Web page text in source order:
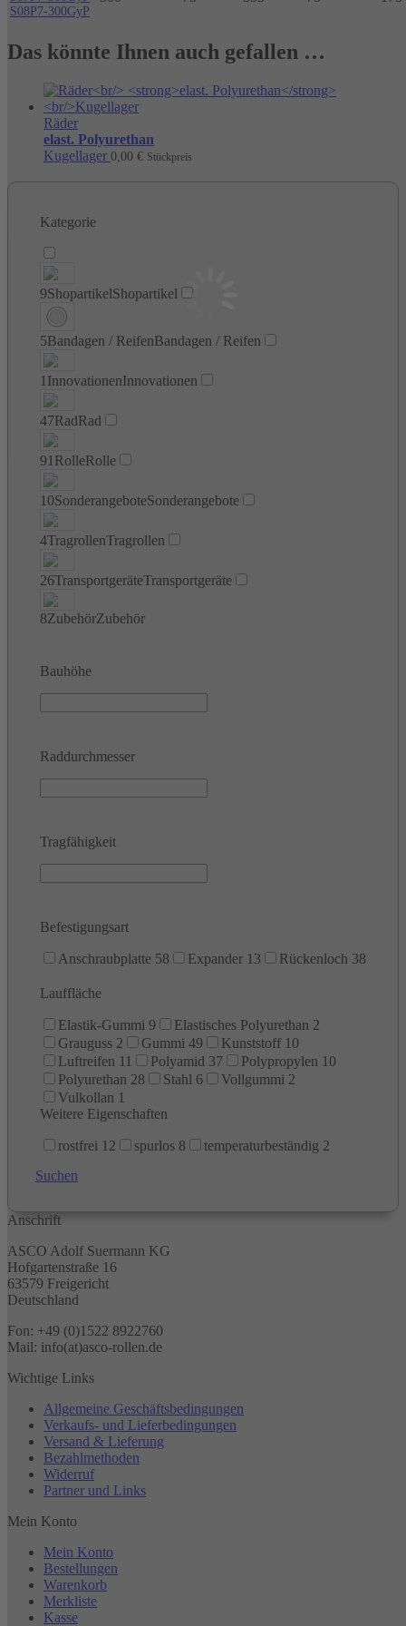
S08P7-300GyP
Das könnte Ihnen auch gefallen …
Räder
elast. Polyurethan
Kugellager 0,00 € Stückpreis
Kategorie
9ShopartikelShopartikel
5Bandagen / ReifenBandagen / Reifen
1 InnovationenInnovationen
47RadRad
91 RolleRolle
10SonderangeboteSonderangebote
4TragrollenTragrollen
26TransportgeräteTransportgeräte
8ZubehörZubehör
Bauhöhe
Raddurchmesser
Tragfähigkeit
Befestigungsart
Anschraubplatte 58 Expander 13 Rückenloch 38
Lauffläche
Elastik-Gummi 9 Elastisches Polyurethan 2
Grauguss 2 Gummi 49 Kunststoff 10
Luftreifen 11 Polyamid 37 Polypropylen 10
Polyurethan 28 Stahl 6 Vollgummi 2
Vulkollan 1
Weitere Eigenschaften
rostfrei 12 spurlos 8 temperaturbeständig 2
Suchen
Anschrift
ASCO Adolf Suermann KG
Hofgartenstraße 16
63579 Freigericht
Deutschland
Fon: +49 (0)1522 8922760
Mail: info(at)asco-rollen.de
Wichtige Links
Allgemeine Geschäftsbedingungen
Verkaufs- und Lieferbedingungen
Versand & Lieferung
Bezahlmethoden
Widerruf
Partner und Links
Mein Konto
Mein Konto
Bestellungen
Warenkorb
Merkliste
Kasse